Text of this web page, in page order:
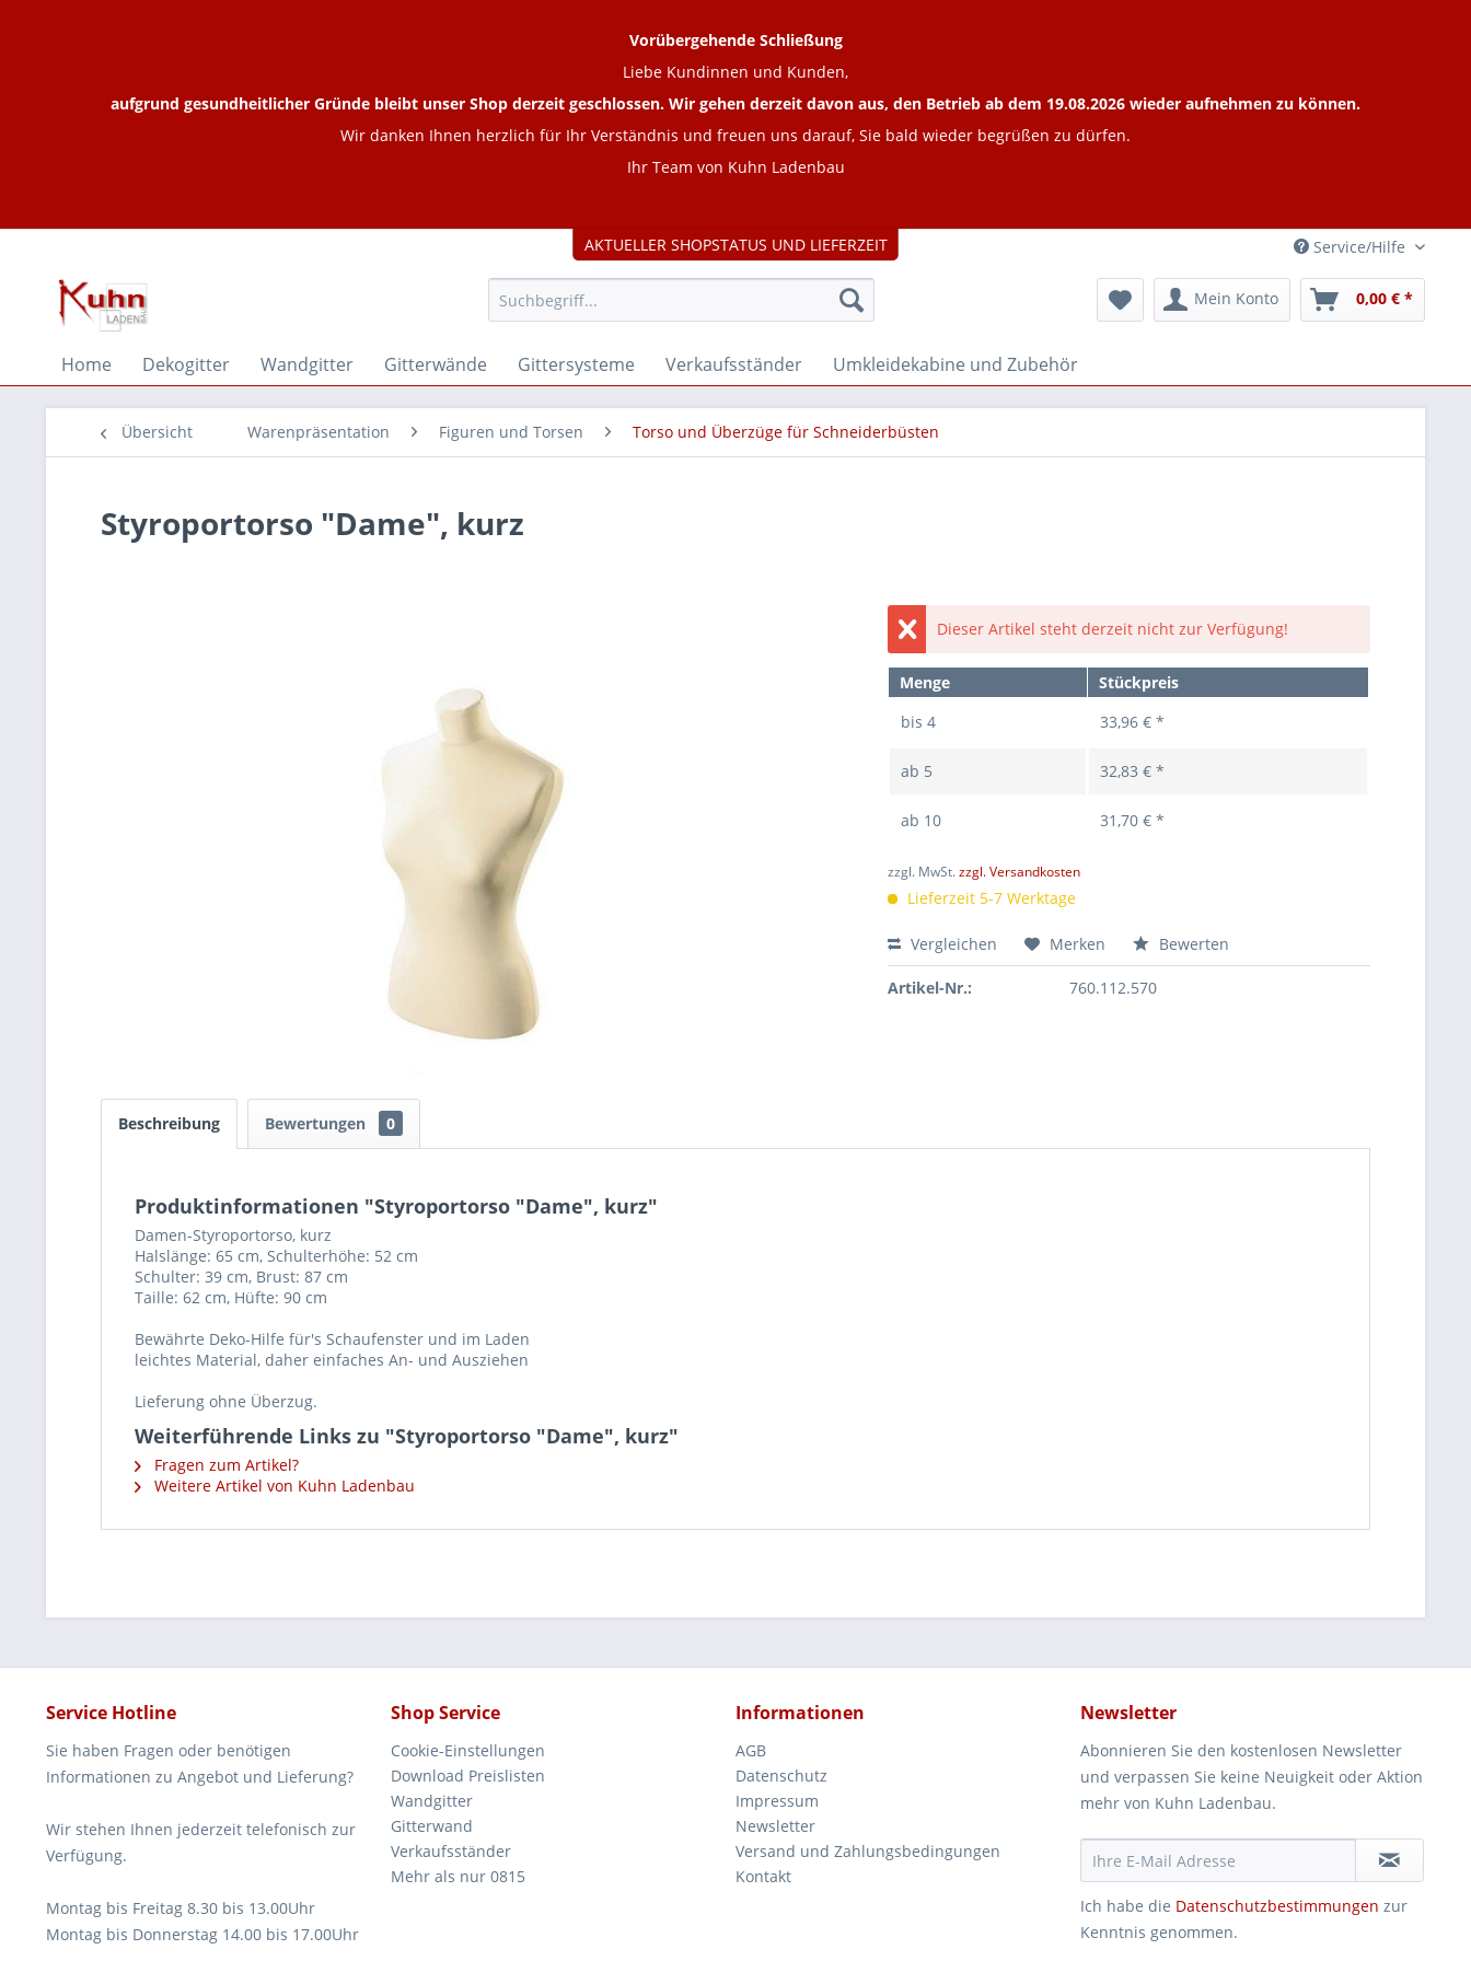
Service/Hilfe
Mein Konto 0,00 € *
Home Dekogitter Wandgitter Gitterwände Gittersysteme Verkaufsständer Umkleidekabine und Zubehör
Übersicht Warenpräsentation Figuren und Torsen Torso und Überzüge für Schneiderbüsten
Styroportorso "Dame", kurz
Dieser Artikel steht derzeit nicht zur Verfügung!
Menge
Stückpreis
bis4 33,96 € *
ab 5 32,83 € *
ab 10 31,70 € *
zzgl. MwSt.zzgl. Versandkosten
Lieferzeit 5-7 Werktage
Vergleichen Merken Bewerten
Artikel-Nr.: 760.112.570
Beschreibung Bewertungen 0
Produktinformationen "Styroportorso "Dame", kurz"
Damen-Styroportorso, kurz
Halslänge: 65 cm, Schulterhöhe: 52 cm
Schulter: 39 cm, Brust: 87 cm
Taille: 62 cm, Hüfte: 90 cm
Bewährte Deko-Hilfe für's Schaufenster und im Laden
leichtes Material, daher einfaches An- und Ausziehen
Lieferung ohne Überzug.
Weiterführende Links zu "Styroportorso "Dame", kurz"
Fragen zum Artikel?
Weitere Artikel von Kuhn Ladenbau
AKTUELLER SHOPSTATUS UND LIEFERZEIT
Vorübergehende Schließung
Liebe Kundinnen und Kunden,
aufgrund gesundheitlicher Gründe bleibt unser Shop derzeit geschlossen. Wir gehen derzeit davon aus, den Betrieb ab dem 19.08.2026 wieder aufnehmen zu können.
Wir danken Ihnen herzlich für Ihr Verständnis und freuen uns darauf, Sie bald wieder begrüßen zu dürfen.
Ihr Team von Kuhn Ladenbau
Service Hotline
Sie haben Fragen oder benötigen
Informationen zu Angebot und Lieferung?
Wir stehen Ihnen jederzeit telefonisch zur
Verfügung.
Montag bis Freitag 8.30 bis 13.00Uhr
Montag bis Donnerstag 14.00 bis 17.00Uhr
Shop Service
Cookie-Einstellungen
Download Preislisten
Wandgitter
Gitterwand
Verkaufsständer
Mehr als nur 0815
Informationen
AGB
Datenschutz
Impressum
Newsletter
Versand und Zahlungsbedingungen
Kontakt
Newsletter
Abonnieren Sie den kostenlosen Newsletter
und verpassen Sie keine Neuigkeit oder Aktion
mehr von Kuhn Ladenbau.
Ich habe die Datenschutzbestimmungen zur
Kenntnis genommen.